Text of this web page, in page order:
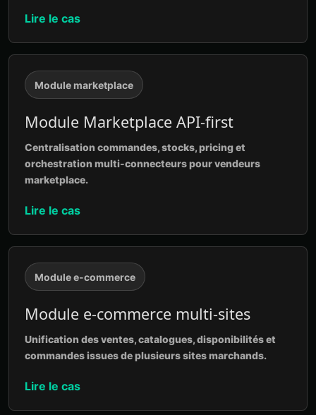
Lire le cas
Module marketplace
Module Marketplace API-first
Centralisation commandes, stocks, pricing et
orchestration multi-connecteurs pour vendeurs
marketplace.
Lire le cas
Module e-commerce
Module e-commerce multi-sites
Unification des ventes, catalogues, disponibilités et
commandes issues de plusieurs sites marchands.
Lire le cas